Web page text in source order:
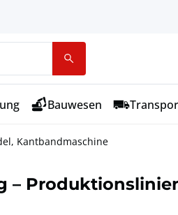
Bauwesen
Kantbandmaschine
–